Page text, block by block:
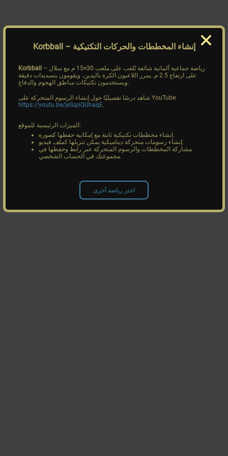
Korbball – إنشاء المخططات والحركات التكتيكية
Korbball
– رياضة جماعية ألمانية شائعة تُلعب على ملعب 30×15 م مع سلال
على ارتفاع 2.5 م. يمرر اللاعبون الكرة باليدين، ويقومون بتسديدات دقيقة
ويستخدمون تكتيكات مناطق الهجوم والدفاع.
شاهد درسًا تفصيليًا حول إنشاء الرسوم المتحركة على YouTube
https://youtu.be/jeSqnQUhaqE.
الميزات الرئيسية للموقع:
إنشاء مخططات تكتيكية ثابتة مع إمكانية حفظها كصورة.
إنشاء رسومات متحركة ديناميكية يمكن تنزيلها كملف فيديو.
مشاركة المخططات والرسوم المتحركة عبر رابط وحفظها في
مجموعتك في الحساب الشخصي.
اختر رياضة أخرى